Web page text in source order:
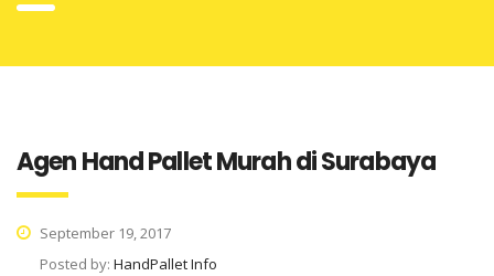
Agen Hand Pallet Murah di Surabaya
September 19, 2017
Posted by: HandPallet Info